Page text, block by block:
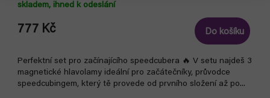
skladem, ihned k odeslání
777 Kč Do košíku
Perfektní set pro začínajícího speedcubera 🔥 V setu najdeš 3
magnetické hlavolamy ideální pro začátečníky, průvodce
speedcubingem, který tě provede od prvního složení až po...